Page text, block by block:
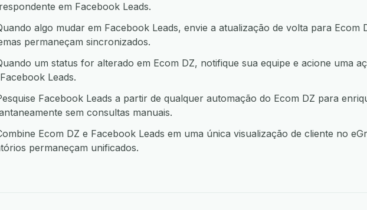
em Facebook Leads.
algo mudar em Facebook Leads, envie a atualização de volta para Ecom
permaneçam sincronizados.
um status for alterado em Ecom DZ, notifique sua equipe e acione uma
Leads.
Facebook Leads a partir de qualquer automação do Ecom DZ para
sem consultas manuais.
Ecom DZ e Facebook Leads em uma única visualização de cliente no
permaneçam unificados.